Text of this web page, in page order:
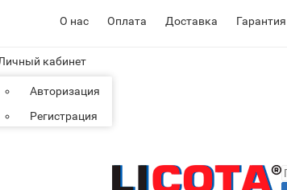
О нас Оплата Доставка Гарантия
кабинет
Авторизация
Регистрация